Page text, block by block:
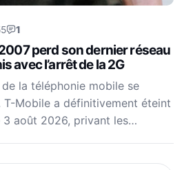
1
perd son dernier réseau
avec l’arrêt de la 2G
la téléphonie mobile se
T-Mobile a définitivement éteint
3 août 2026, privant les…